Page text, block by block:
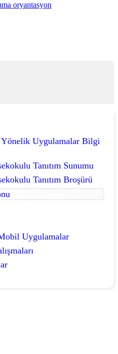
oryantasyon
Uygulamalar Bilgi
Tanıtım Sunumu
Tanıtım Broşürü
Uygulamalar